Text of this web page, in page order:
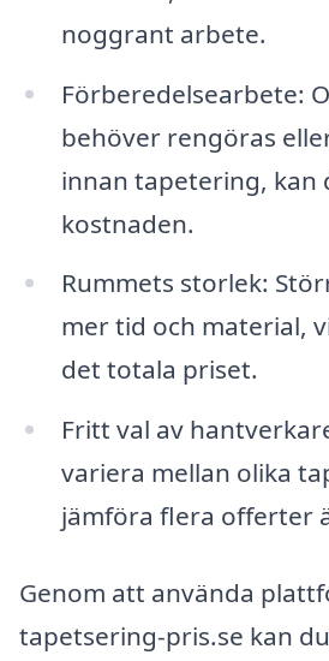
noggrant arbete.
Förberedelsearbete:
behöver rengöras
innan tapetering, kan
kostnaden.
Rummets storlek:
mer tid och material,
det totala priset.
Fritt val av
variera mellan olika
jämföra flera offerter
Genom att använda
tapetsering-pris.se kan